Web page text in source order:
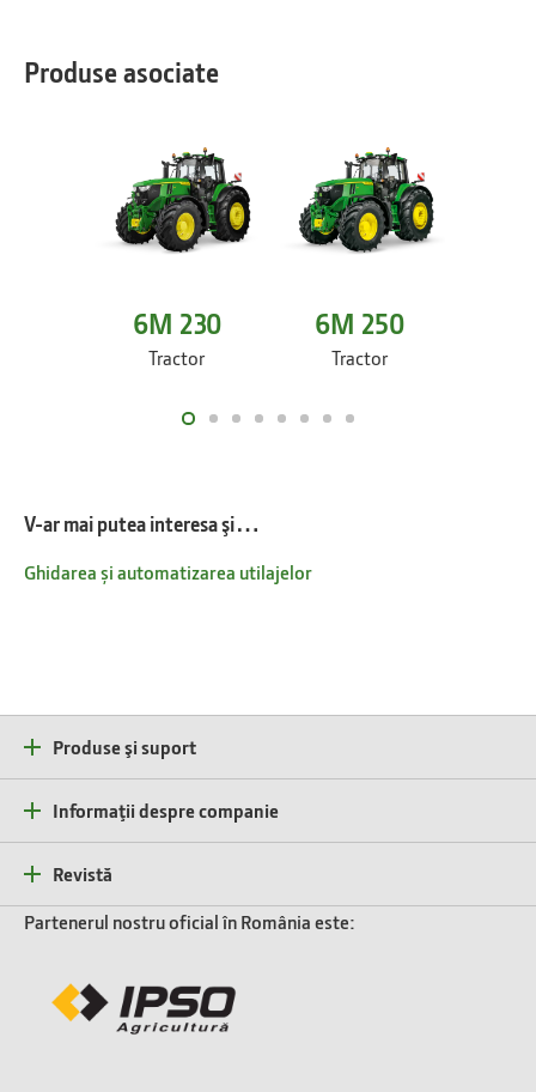
Produse asociate
6M 230
Tractor
6M 250
Tractor
V-ar mai putea interesa şi…
Ghidarea și automatizarea utilajelor
Produse şi suport
Informaţii despre companie
Revistă
Partenerul nostru oficial în România este: